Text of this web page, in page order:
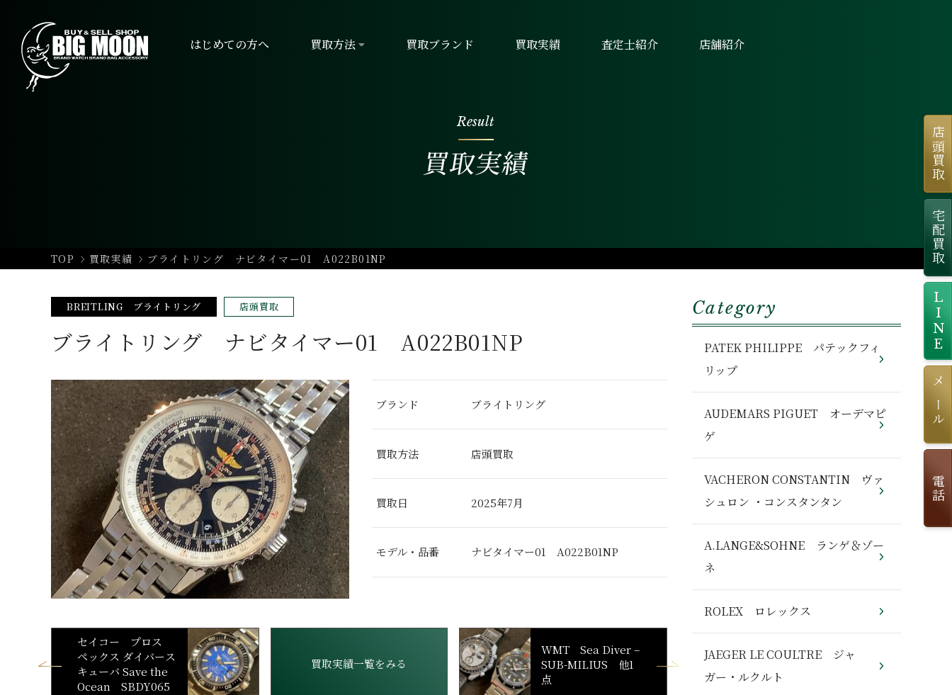
はじめての方へ 買取方法 買取ブランド 買取実績 査定士紹介 店舗紹介
Result
買取実績
TOP 買取実績 ブライトリング ナビタイマー01 A022B01NP
BREITLING ブライトリング 店頭買取
ブライトリング ナビタイマー01 A022B01NP
ブランド ブライトリング
買取方法 店頭買取
買取日 2025年7月
モデル・品番 ナビタイマー01 A022B01NP
セイコー プロス
ペックス ダイバース
キューバ Save the
Ocean SBDY065
買取実績一覧をみる
WMT Sea Diver –
SUB-MILIUS 他1
点
Category
PATEK PHILIPPE パテックフィ
リップ
AUDEMARS PIGUET オーデマピ
ゲ
VACHERON CONSTANTIN ヴァ
シュロン ・コンスタンタン
A.LANGE&SOHNE ランゲ＆ゾー
ネ
ROLEX ロレックス
JAEGER LE COULTRE ジャ
ガー・ルクルト
店頭買取
宅配買取
LINE
メール
電話